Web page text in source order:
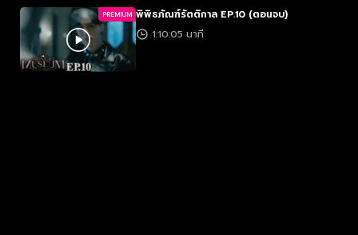
PREMIUM พิพิธภัณฑ์รัตติกาล EP.10 (ตอนจบ)
1:10:05 นาที